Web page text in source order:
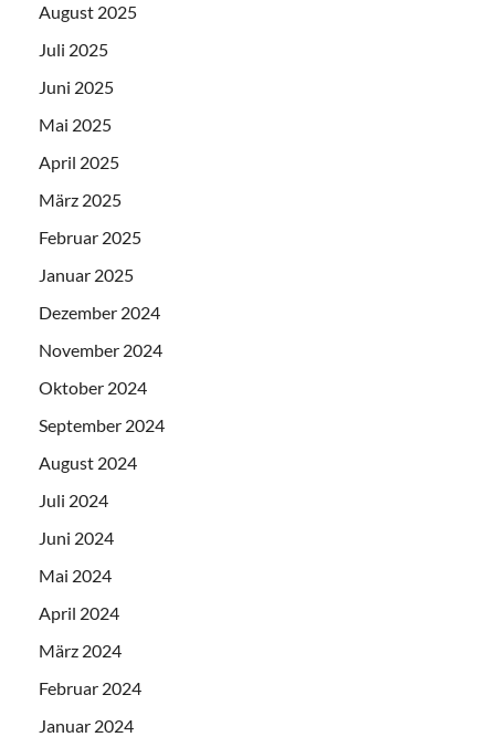
August 2025
Juli 2025
Juni 2025
Mai 2025
April 2025
März 2025
Februar 2025
Januar 2025
Dezember 2024
November 2024
Oktober 2024
September 2024
August 2024
Juli 2024
Juni 2024
Mai 2024
April 2024
März 2024
Februar 2024
Januar 2024